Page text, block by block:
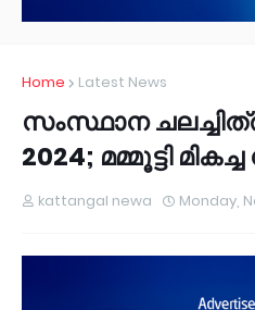
Home Latest News
സംസ്ഥാന
2024; മമ്മൂട്ടി
kattangal newa Monday,